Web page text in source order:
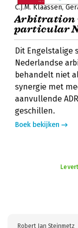
C.J.M. Klaassen
Arbitration
particular
Dit Engelstalige
Nederlandse
behandelt niet
synergie met
aanvullende
geschillen.
Boek bekijken
Robert Jan Steinmetz